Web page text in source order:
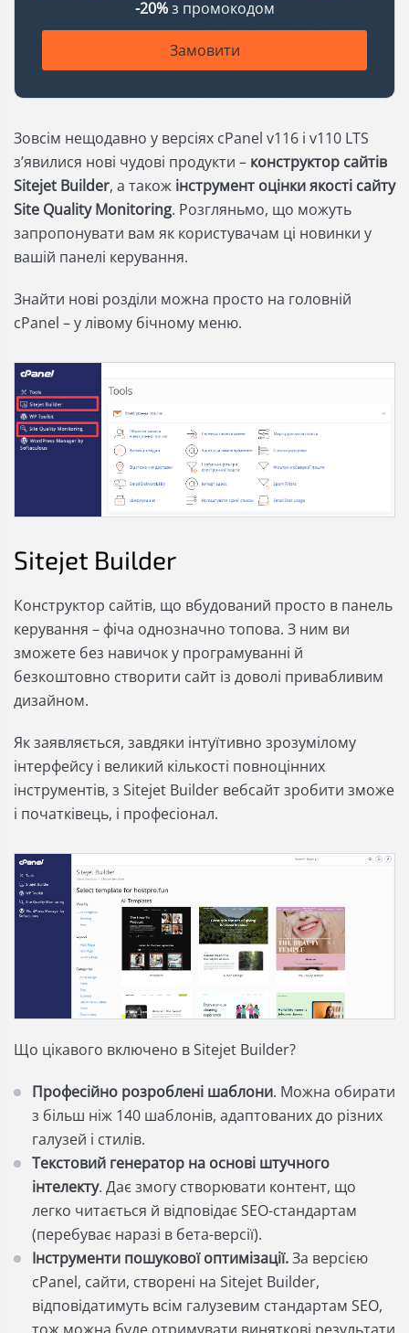
-20%з промокодом
Замовити
Зовсім нещодавно у версіях cPanel v116 і v110 LTS
зʼявилися нові чудові продукти – конструктор сайтів
Sitejet Builder, а також інструмент оцінки якості сайту
Site Quality Monitoring. Розгляньмо, що можуть
запропонувати вам як користувачам ці новинки у
вашій панелі керування.
Знайти нові розділи можна просто на головній
cPanel – у лівому бічному меню.
Sitejet Builder
Конструктор сайтів, що вбудований просто в панель
керування – фіча однозначно топова. З ним ви
зможете без навичок у програмуванні й
безкоштовно створити сайт із доволі привабливим
дизайном.
Як заявляється, завдяки інтуїтивно зрозумілому
інтерфейсу і великий кількості повноцінних
інструментів, з Sitejet Builder вебсайт зробити зможе
і початківець, і професіонал.
Що цікавого включено в Sitejet Builder?
Професійно розроблені шаблони. Можна обирати
з більш ніж 140 шаблонів, адаптованих до різних
галузей і стилів.
Текстовий генератор на основі штучного
інтелекту. Дає змогу створювати контент, що
легко читається й відповідає SEO-стандартам
(перебуває наразі в бета-версії).
Інструменти пошукової оптимізації.За версією
cPanel, сайти, створені на Sitejet Builder,
відповідатимуть всім галузевим стандартам SEO,